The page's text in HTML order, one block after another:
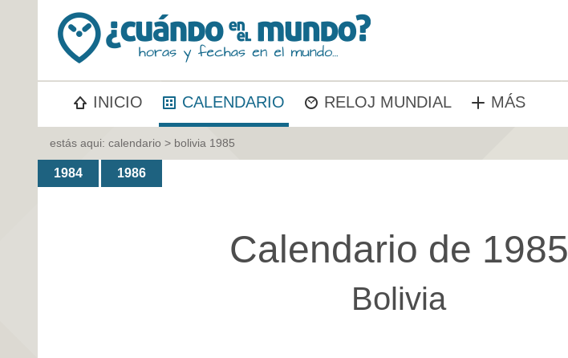
INICIO CALENDARIO RELOJ MUNDIAL MÁS
estás aqui: calendario > bolivia 1985
1984 1986
Calendario de 1985
Bolivia